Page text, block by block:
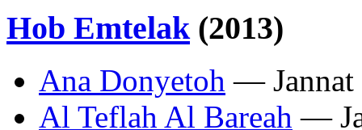
Hob Emtelak(2013)
Ana Donyetoh — Jannat
Al Teflah Al Bareah —